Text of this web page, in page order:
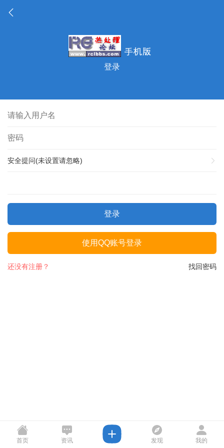
登录
安全提问(未设置请忽略)
登录
使用QQ账号登录
找回密码
还没有注册？
首页 资讯 发现 我的